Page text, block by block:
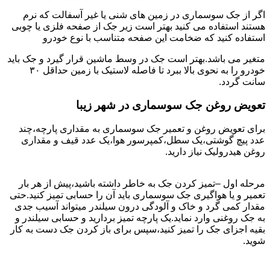
اگر از جک سوسماری در زمین های شنی یا غیر آسفالت که نرم
هستند استفاده می کنید بهتر است زیر جک از صفحه فلزی یا چوبی
استفاده کنید که ضخامت این صفحه متناسب با نوع خودرو
متغیر می باشد.بهتر است جک در وسط ماشین قرار گیرد و جک باید
خودرو را به نحوی بالا ببرد تا فاصله لاستیک با زمین حداقل ۳۰
سانت گردد.
تعویض روغن جک سوسماری در شهر زیبا
برای تعویض روغن و تعمیر جک سوسماری به مقداری پارچه،چند
عدد پیچ گوشتی،یک سطل،کمپرسور هوا،یک عدد قیف و مقداری
روغن هیدرولیک نیاز دارید.
مرحله اول –تمیز کردن جک به خاطر داشته باشید،پیش از هر بار
تعمیر و یا هواگیری جک سوسماری باید آن را حسابی تمیز کنید.حتی
مقدار کمی گرد و خاک و آلودگی درون سیلندر میتواند آسیب جدی
به جک روغنی وارد نماید.یک پارچه تمیز بردارید و حسابی سیلندر و
بقیه اجزای جک را تمیز کنید،سپس برای باز کردن جک دست به کار
شوید.